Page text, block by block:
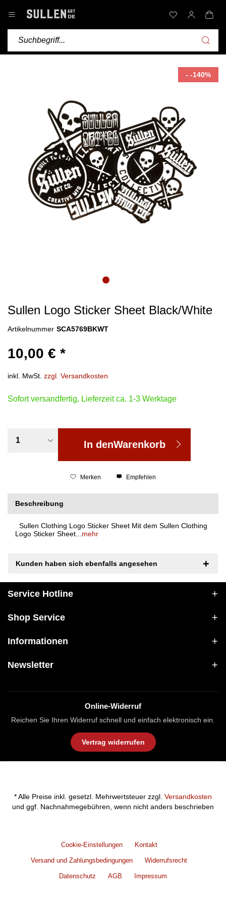
- -140%
Sullen Logo Sticker Sheet Black/White
Artikelnummer SCA5769BKWT
10,00 € *
inkl. MwSt. zzgl. Versandkosten
Sofort versandfertig, Lieferzeit ca. 1-3 Werktage
In denWarenkorb
Merken Empfehlen
Beschreibung
Sullen Clothing Logo Sticker Sheet Mit dem Sullen Clothing
Logo Sticker Sheet... mehr
Kunden haben sich ebenfalls angesehen
Service Hotline
Shop Service
Informationen
Newsletter
Online-Widerruf
Reichen Sie Ihren Widerruf schnell und einfach elektronisch ein.
Vertrag widerrufen
* Alle Preise inkl. gesetzl. Mehrwertsteuer zzgl. Versandkosten
und ggf. Nachnahmegebühren, wenn nicht anders beschrieben
Cookie-Einstellungen Kontakt
Versand und Zahlungsbedingungen Widerrufsrecht
Datenschutz AGB Impressum